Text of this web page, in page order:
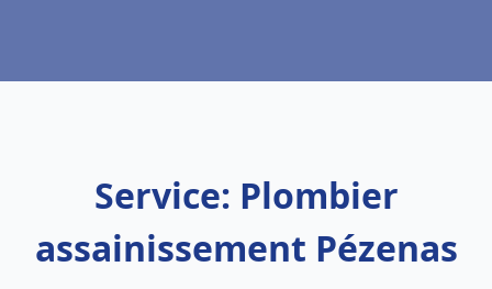
Service: Plombier
assainissement Pézenas